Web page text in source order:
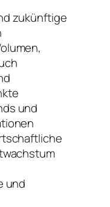
zukünftige
und
und